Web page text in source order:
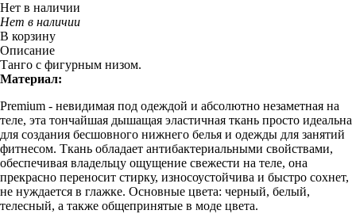
Нет в наличии
Нет в наличии
В корзину
Описание
Танго с фигурным низом.
Материал:
Premium - невидимая под одеждой и абсолютно незаметная на
теле, эта тончайшая дышащая эластичная ткань просто идеальна
для создания бесшовного нижнего белья и одежды для занятий
фитнесом. Ткань обладает антибактериальными свойствами,
обеспечивая владельцу ощущение свежести на теле, она
прекрасно переносит стирку, износоустойчива и быстро сохнет,
не нуждается в глажке. Основные цвета: черный, белый,
телесный, а также общепринятые в моде цвета.